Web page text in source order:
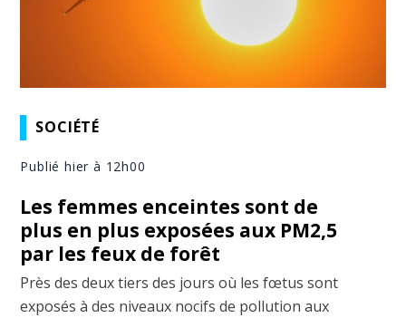
SOCIÉTÉ
Publié hier à 12h00
Les femmes enceintes sont de
plus en plus exposées aux PM2,5
par les feux de forêt
Près des deux tiers des jours où les fœtus sont
exposés à des niveaux nocifs de pollution aux